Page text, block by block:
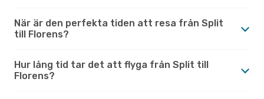
När är den perfekta tiden att resa från Split
till Florens?
Hur lång tid tar det att flyga från Split till
Florens?